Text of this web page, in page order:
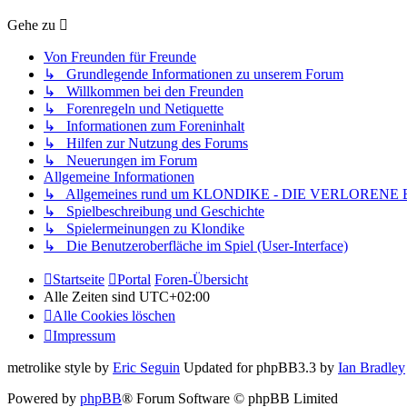
Gehe zu
Von Freunden für Freunde
↳ Grundlegende Informationen zu unserem Forum
↳ Willkommen bei den Freunden
↳ Forenregeln und Netiquette
↳ Informationen zum Foreninhalt
↳ Hilfen zur Nutzung des Forums
↳ Neuerungen im Forum
Allgemeine Informationen
↳ Allgemeines rund um KLONDIKE - DIE VERLORENE
↳ Spielbeschreibung und Geschichte
↳ Spielermeinungen zu Klondike
↳ Die Benutzeroberfläche im Spiel (User-Interface)
Startseite Portal Foren-Übersicht
Alle Zeiten sind UTC+02:00
Alle Cookies löschen
Impressum
metrolike style by Eric Seguin Updated for phpBB3.3 by Ian Bradley
Powered by phpBB® Forum Software © phpBB Limited